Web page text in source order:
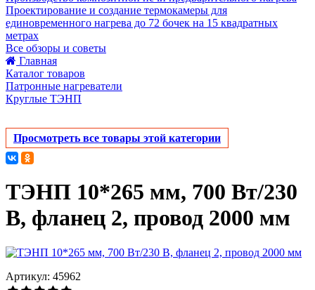
Проектирование и создание термокамеры для
единовременного нагрева до 72 бочек на 15 квадратных
метрах
Все обзоры и советы
Главная
Каталог товаров
Патронные нагреватели
Круглые ТЭНП
Просмотреть все товары этой категории
ТЭНП 10*265 мм, 700 Вт/230
В, фланец 2, провод 2000 мм
Артикул: 45962